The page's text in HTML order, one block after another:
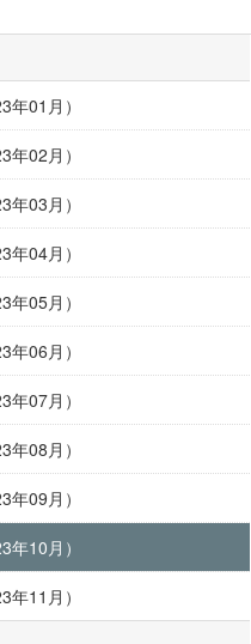
01月）
02月）
03月）
04月）
05月）
06月）
07月）
08月）
09月）
10月）
11月）